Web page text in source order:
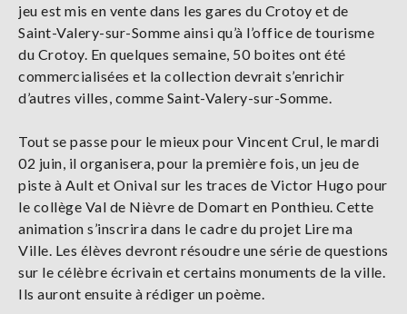
jeu est mis en vente dans les gares du Crotoy et de
Saint-Valery-sur-Somme ainsi qu’à l’office de tourisme
du Crotoy. En quelques semaine, 50 boites ont été
commercialisées et la collection devrait s’enrichir
d’autres villes, comme Saint-Valery-sur-Somme.
Tout se passe pour le mieux pour Vincent Crul, le mardi
02 juin, il organisera, pour la première fois, un jeu de
piste à Ault et Onival sur les traces de Victor Hugo pour
le collège Val de Nièvre de Domart en Ponthieu. Cette
animation s’inscrira dans le cadre du projet Lire ma
Ville. Les élèves devront résoudre une série de questions
sur le célèbre écrivain et certains monuments de la ville.
Ils auront ensuite à rédiger un poème.